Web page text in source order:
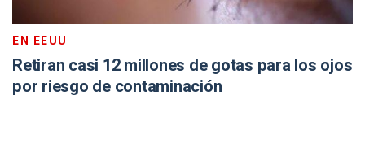
EN EEUU
Retiran casi 12 millones de gotas para los ojos
por riesgo de contaminación